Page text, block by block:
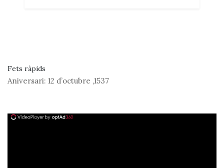
Fets ràpids
Aniversari: 12 d’octubre ,1537